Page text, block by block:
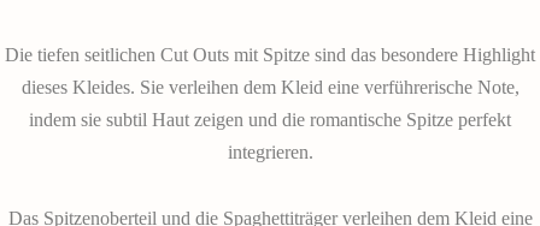
Die tiefen seitlichen Cut Outs mit Spitze sind das besondere Highlight
dieses Kleides. Sie verleihen dem Kleid eine verführerische Note,
indem sie subtil Haut zeigen und die romantische Spitze perfekt
integrieren.
Das Spitzenoberteil und die Spaghettiträger verleihen dem Kleid eine